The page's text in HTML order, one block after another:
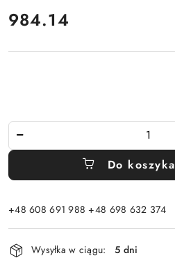
cena:
984.14
Do koszyka
+48 608 691 988 +48 698 632 374
Dostępność
i
Wysyłka w ciągu: 5 dni